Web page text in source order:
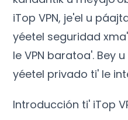
iTop VPN, je'el u
yéetel seguridad
le VPN baratoa'. Bey
yéetel privado ti' le
Introducción ti' iTop